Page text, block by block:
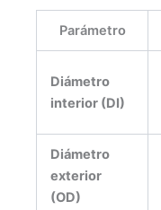
Parámetro
Diámetro
interior (DI)
Diámetro
exterior
(OD)